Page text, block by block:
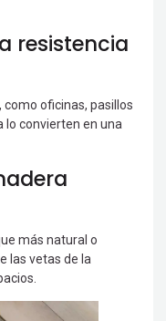
resistencia
oficinas, pasillos
lo convierten en una
más natural o
las vetas de la